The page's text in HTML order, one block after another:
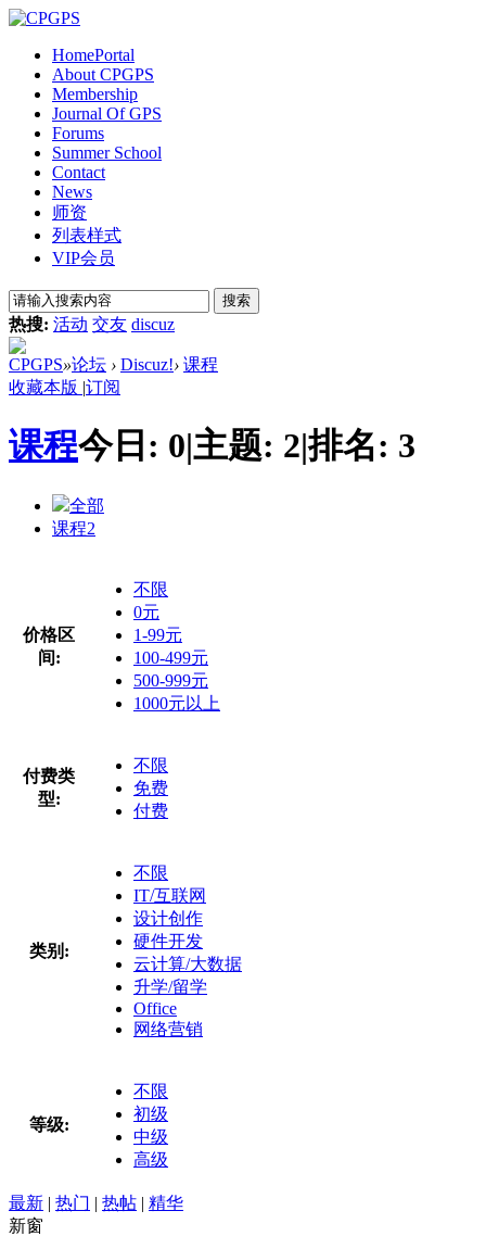
HomePortal
About CPGPS
Membership
Journal Of GPS
Forums
Summer School
Contact
News
师资
列表样式
VIP会员
搜索
热搜: 活动 交友 discuz
CPGPS»论坛 › Discuz!› 课程
收藏本版 |订阅
课程今日: 0|主题: 2|排名: 3
全部
课程2
价格区
间:
不限
0元
1-99元
100-499元
500-999元
1000元以上
付费类
型:
不限
免费
付费
类别:
不限
IT/互联网
设计创作
硬件开发
云计算/大数据
升学/留学
Office
网络营销
等级:
不限
初级
中级
高级
最新 | 热门 | 热帖 | 精华
新窗